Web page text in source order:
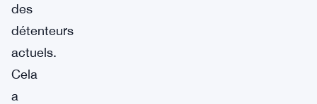
des
détenteurs
actuels.
Cela
a